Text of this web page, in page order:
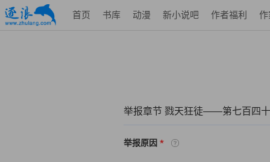
首页 书库 动漫 新小说吧 作者福利 作
举报章节 戮天狂徒——第七百四
举报原因 *